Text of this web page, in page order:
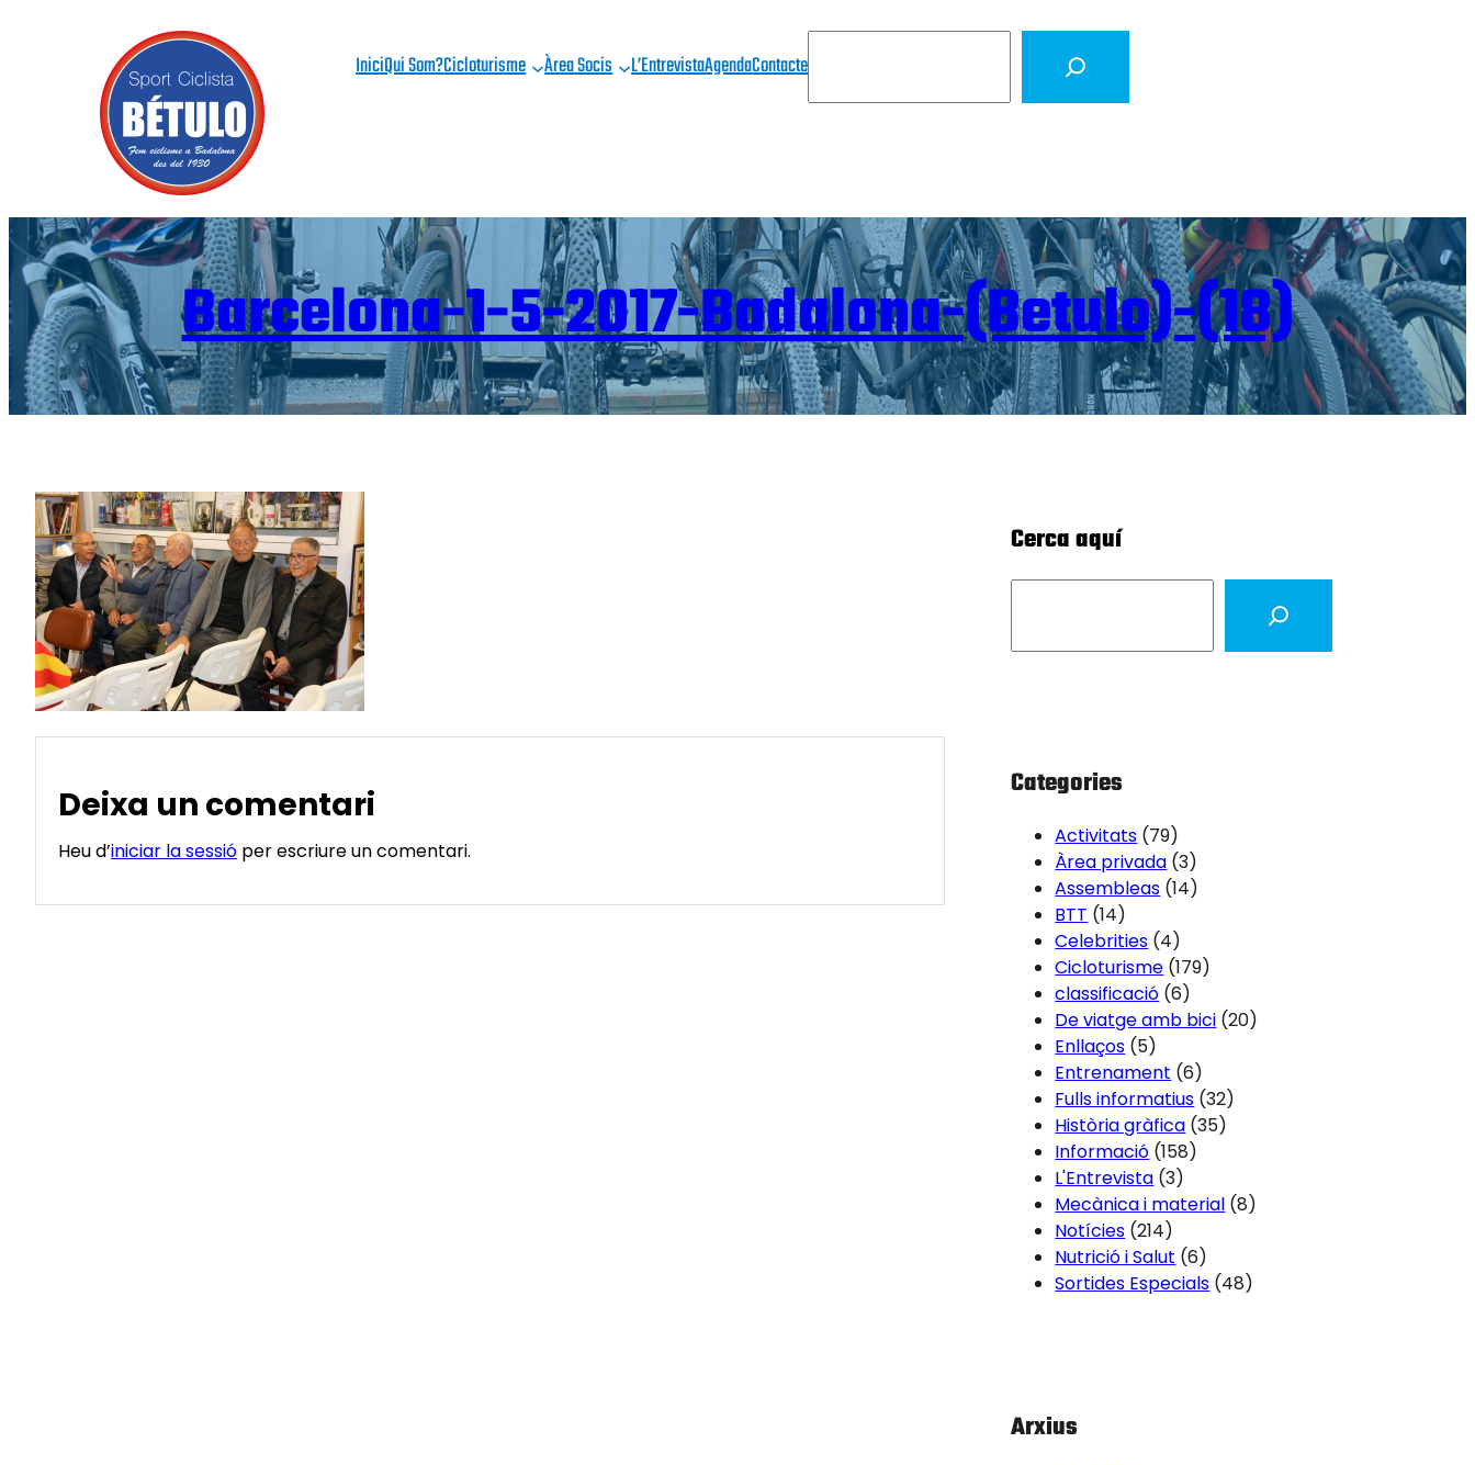
IniciQui Som?Cicloturisme Àrea Socis L’EntrevistaAgendaContacteE
R
Barcelona-1-5-2017-Badalona-(Betulo)-(18)
Deixa un comentari
Heu d’iniciar la sessió per escriure un comentari.
Cerca aquí
Categories
Activitats (79)
Àrea privada (3)
Assembleas (14)
BTT (14)
Celebrities (4)
Cicloturisme (179)
classificació (6)
De viatge amb bici (20)
Enllaços (5)
Entrenament (6)
Fulls informatius (32)
Història gràfica (35)
Informació (158)
L'Entrevista (3)
Mecànica i material (8)
Notícies (214)
Nutrició i Salut (6)
Sortides Especials (48)
Arxius